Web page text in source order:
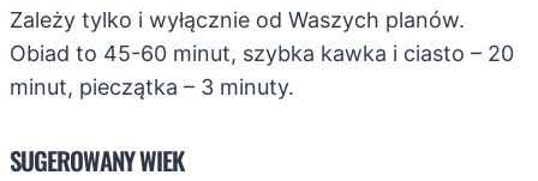
Zależy tylko i wyłącznie od Waszych planów.
Obiad to 45-60 minut, szybka kawka i ciasto – 20
minut, pieczątka – 3 minuty.
SUGEROWANY WIEK